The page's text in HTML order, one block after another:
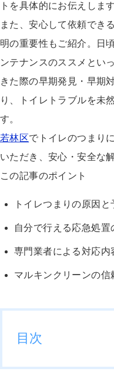
トを具体的にお伝えします
また、安心して依頼でき
明の重要性もご紹介。日
ンテナンスのススメとい
きた際の早期発見・早期
り、トイレトラブルを未
す。
若林区でトイレのつまり
いただき、安心・安全な
この記事のポイント
トイレつまりの原因
自分で行える応急処
専門業者による対応内
マルキンクリーンの
目次